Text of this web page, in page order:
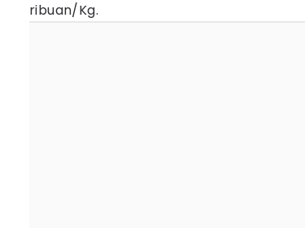
ribuan/Kg.